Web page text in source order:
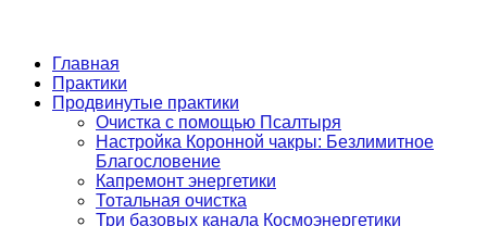
Главная
Практики
Продвинутые практики
Очистка с помощью Псалтыря
Настройка Коронной чакры: Безлимитное
Благословение
Капремонт энергетики
Тотальная очистка
Три базовых канала Космоэнергетики